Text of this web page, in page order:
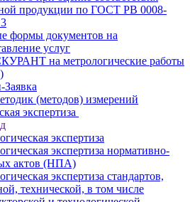
продукции по ГОСТ РВ 0008-
формы документов на
услуг
на метрологические работы
(методов) измерений
экспертиза
экспертиза
экспертиза нормативно-
актов (НПА)
экспертиза стандартов,
технической, в том числе